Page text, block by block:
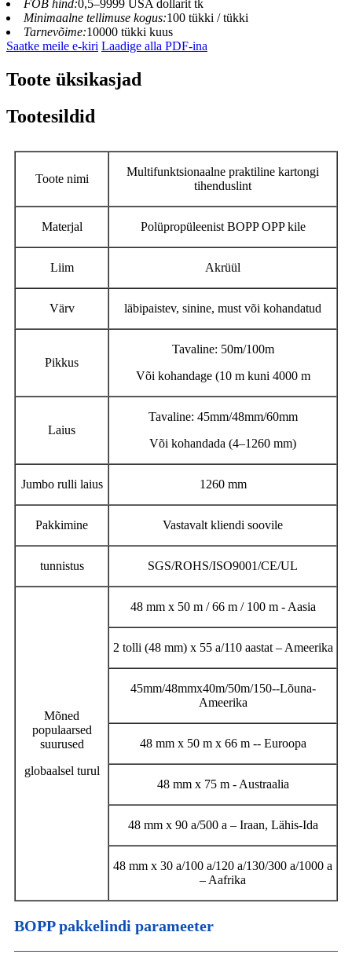
FOB hind:0,5–9999 USA dollarit tk
Minimaalne tellimuse kogus:100 tükki / tükki
Tarnevõime:10000 tükki kuus
Saatke meile e-kiri Laadige alla PDF-ina
Toote üksikasjad
Tootesildid
Toote nimi
Multifunktsionaalne praktiline kartongi
tihenduslint
Materjal Polüpropüleenist BOPP OPP kile
Liim Akrüül
Värv läbipaistev, sinine, must või kohandatud
Pikkus
Tavaline: 50m/100m
Või kohandage (10 m kuni 4000 m
Laius
Tavaline: 45mm/48mm/60mm
Või kohandada (4–1260 mm)
Jumbo rulli laius 1260 mm
Pakkimine Vastavalt kliendi soovile
tunnistus SGS/ROHS/ISO9001/CE/UL
Mõned
populaarsed
suurused
globaalsel turul
48 mm x 50 m / 66 m / 100 m - Aasia
2 tolli (48 mm) x 55 a/110 aastat – Ameerika
45mm/48mmx40m/50m/150--Lõuna-
Ameerika
48 mm x 50 m x 66 m -- Euroopa
48 mm x 75 m - Austraalia
48 mm x 90 a/500 a – Iraan, Lähis-Ida
48 mm x 30 a/100 a/120 a/130/300 a/1000 a
– Aafrika
BOPP pakkelindi parameeter